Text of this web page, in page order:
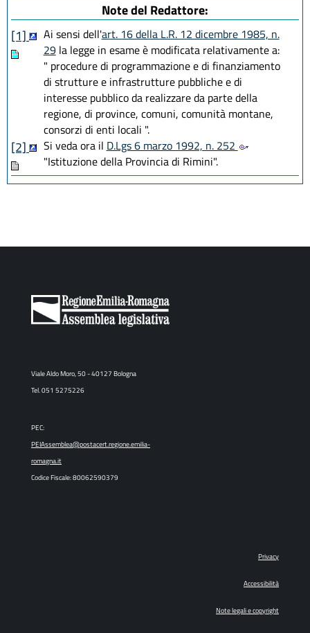
Note del Redattore:
[1]
Ai sensi dell'art. 16 della L.R. 12 dicembre 1985, n.
29la legge in esame è modificata relativamente a:
" procedure di programmazione e di finanziamento
di strutture e infrastrutture pubbliche e di
interesse pubblico da realizzare da parte della
regione, di province, comuni, comunità montane,
consorzi di enti locali ".
[2] Si veda ora il D.Lgs 6 marzo 1992, n. 252
"Istituzione della Provincia di Rimini".
Viale Aldo Moro, 50 - 40127 Bologna
Tel. 051 5275226
PEC:
PEIAssemblea@postacert.regione.emilia-
romagna.it
Codice Fiscale: 80062590379
Privacy
Accessibilità
Note legali e copyright